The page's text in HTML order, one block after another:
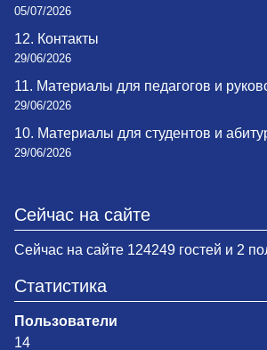
05/07/2026
12. Контакты
29/06/2026
11. Материалы для педагогов и
29/06/2026
10. Материалы для студентов и
29/06/2026
Сейчас на сайте
Сейчас на сайте 124249 гостей и 2
Статистика
Пользователи
14